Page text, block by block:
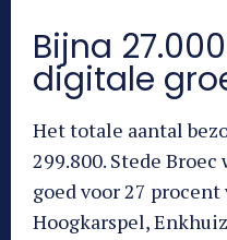
Bijna
digitale
Het totale aantal
299.800. Stede
goed voor 27
Hoogkarspel,